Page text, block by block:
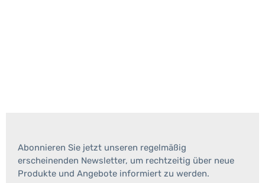
Abonnieren Sie jetzt unseren regelmäßig
erscheinenden Newsletter, um rechtzeitig über neue
Produkte und Angebote informiert zu werden.